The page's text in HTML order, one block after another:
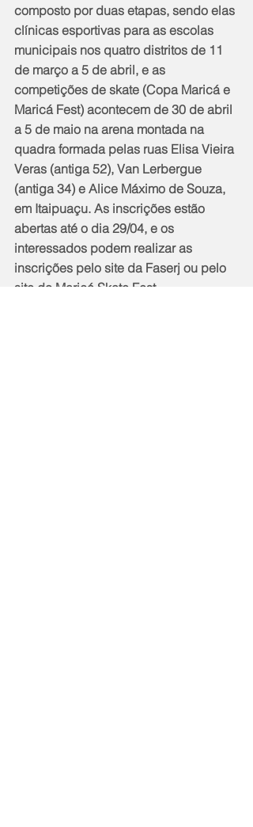
composto por duas etapas, sendo elas
clínicas esportivas para as escolas
municipais nos quatro distritos de 11
de março a 5 de abril, e as
competições de skate (Copa Maricá e
Maricá Fest) acontecem de 30 de abril
a 5 de maio na arena montada na
quadra formada pelas ruas Elisa Vieira
Veras (antiga 52), Van Lerbergue
(antiga 34) e Alice Máximo de Souza,
em Itaipuaçu. As inscrições estão
abertas até o dia 29/04, e os
interessados podem realizar as
inscrições pelo site da Faserj ou pelo
site do Maricá Skate Fest